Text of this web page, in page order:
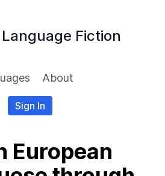
Language Fiction
About
Sign In
European